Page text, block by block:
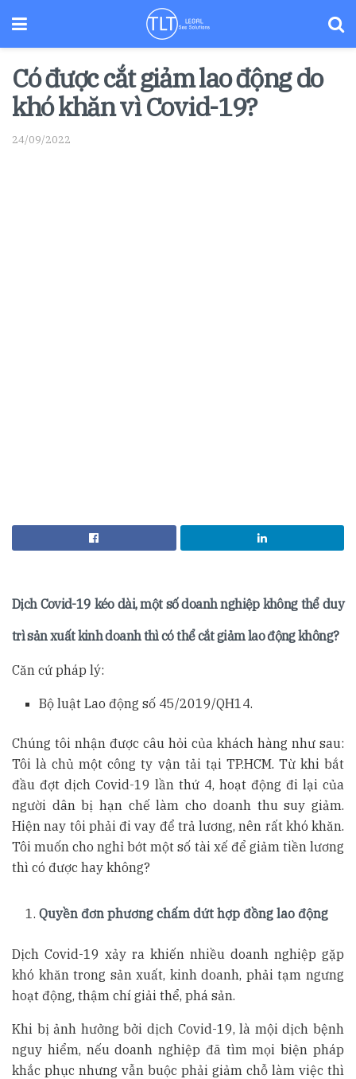
Có được cắt giảm lao động do
khó khăn vì Covid-19?
24/09/2022
Dịch Covid-19 kéo dài, một số doanh nghiệp không thể duy
trì sản xuất kinh doanh thì có thể cắt giảm lao động không?
Căn cứ pháp lý:
Bộ luật Lao động số 45/2019/QH14.
Chúng tôi nhận được câu hỏi của khách hàng như sau:
Tôi là chủ một công ty vận tải tại TP.HCM. Từ khi bắt
đầu đợt dịch Covid-19 lần thứ 4, hoạt động đi lại của
người dân bị hạn chế làm cho doanh thu suy giảm.
Hiện nay tôi phải đi vay để trả lương, nên rất khó khăn.
Tôi muốn cho nghỉ bớt một số tài xế để giảm tiền lương
thì có được hay không?
Quyền đơn phương chấm dứt hợp đồng lao động
Dịch Covid-19 xảy ra khiến nhiều doanh nghiệp gặp
khó khăn trong sản xuất, kinh doanh, phải tạm ngưng
hoạt động, thậm chí giải thể, phá sản.
Khi bị ảnh hưởng bởi dịch Covid-19, là mội dịch bệnh
nguy hiểm, nếu doanh nghiệp đã tìm mọi biện pháp
khắc phục nhưng vẫn buộc phải giảm chỗ làm việc thì